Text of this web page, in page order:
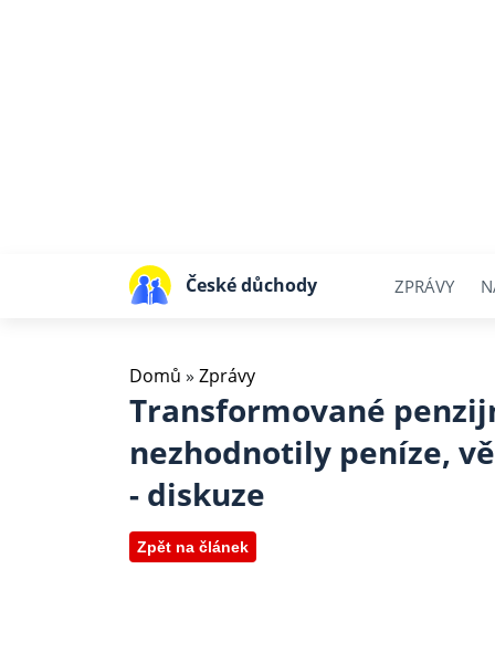
České důchody ZPRÁVY
Domů » Zprávy
Transformované
nezhodnotily peníze,
- diskuze
Zpět na článek